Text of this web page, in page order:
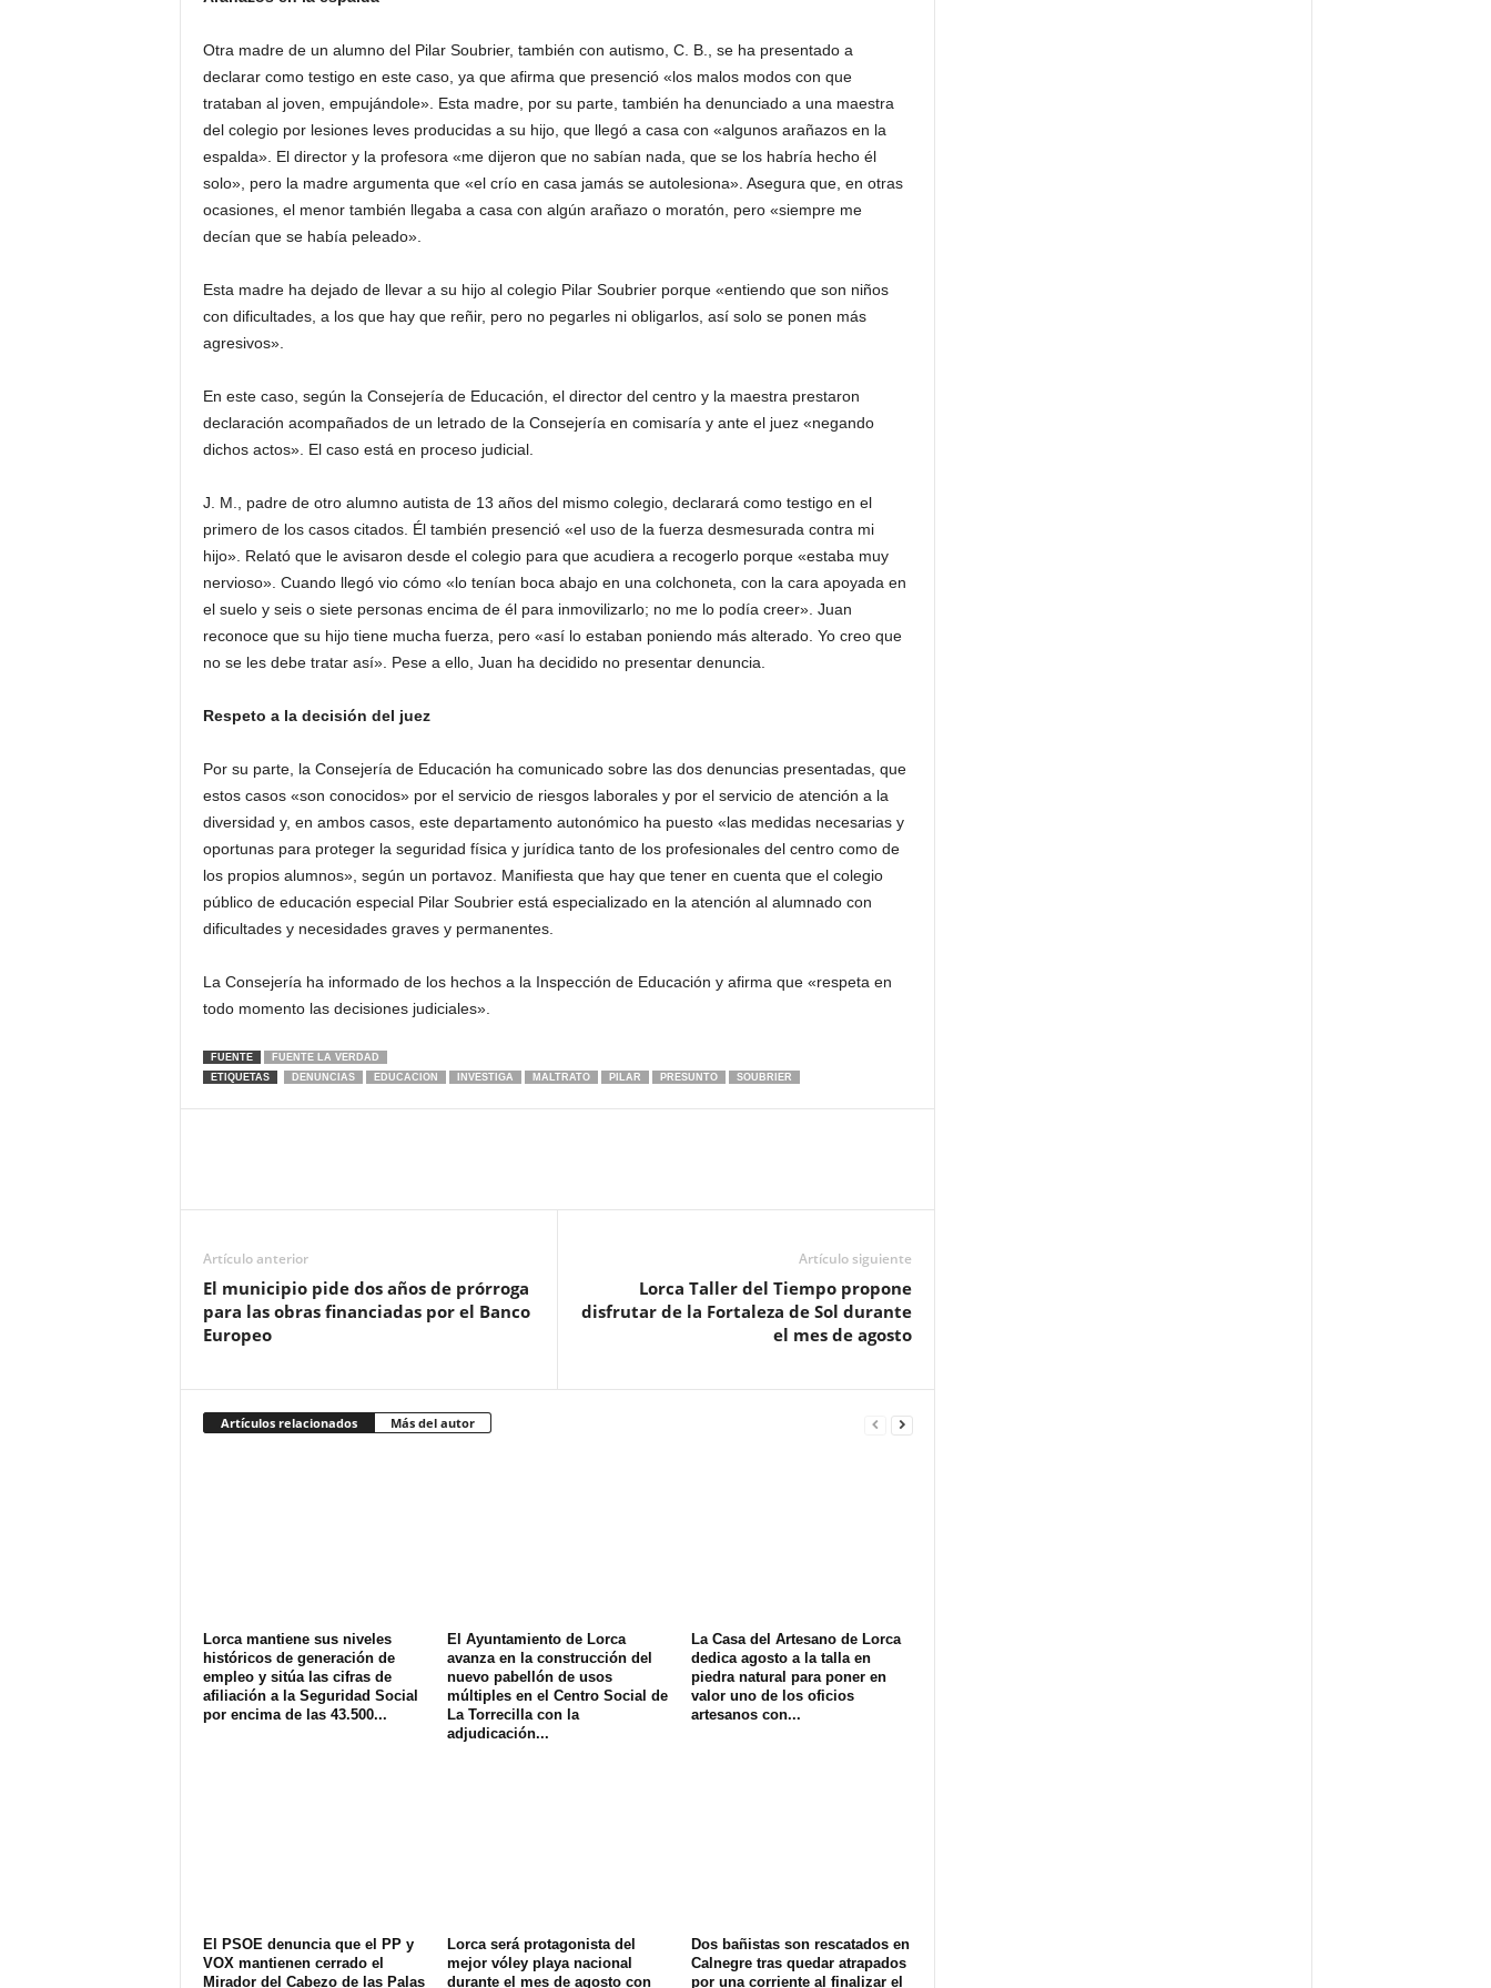
Otra madre de un alumno del Pilar Soubrier, también con autismo, C. B., se ha presentado a
declarar como testigo en este caso, ya que afirma que presenció «los malos modos con que
trataban al joven, empujándole». Esta madre, por su parte, también ha denunciado a una maestra
del colegio por lesiones leves producidas a su hijo, que llegó a casa con «algunos arañazos en la
espalda». El director y la profesora «me dijeron que no sabían nada, que se los habría hecho él
solo», pero la madre argumenta que «el crío en casa jamás se autolesiona». Asegura que, en otras
ocasiones, el menor también llegaba a casa con algún arañazo o moratón, pero «siempre me
decían que se había peleado».
Esta madre ha dejado de llevar a su hijo al colegio Pilar Soubrier porque «entiendo que son niños
con dificultades, a los que hay que reñir, pero no pegarles ni obligarlos, así solo se ponen más
agresivos».
En este caso, según la Consejería de Educación, el director del centro y la maestra prestaron
declaración acompañados de un letrado de la Consejería en comisaría y ante el juez «negando
dichos actos». El caso está en proceso judicial.
J. M., padre de otro alumno autista de 13 años del mismo colegio, declarará como testigo en el
primero de los casos citados. Él también presenció «el uso de la fuerza desmesurada contra mi
hijo». Relató que le avisaron desde el colegio para que acudiera a recogerlo porque «estaba muy
nervioso». Cuando llegó vio cómo «lo tenían boca abajo en una colchoneta, con la cara apoyada en
el suelo y seis o siete personas encima de él para inmovilizarlo; no me lo podía creer». Juan
reconoce que su hijo tiene mucha fuerza, pero «así lo estaban poniendo más alterado. Yo creo que
no se les debe tratar así». Pese a ello, Juan ha decidido no presentar denuncia.
Respeto a la decisión del juez
Por su parte, la Consejería de Educación ha comunicado sobre las dos denuncias presentadas, que
estos casos «son conocidos» por el servicio de riesgos laborales y por el servicio de atención a la
diversidad y, en ambos casos, este departamento autonómico ha puesto «las medidas necesarias y
oportunas para proteger la seguridad física y jurídica tanto de los profesionales del centro como de
los propios alumnos», según un portavoz. Manifiesta que hay que tener en cuenta que el colegio
público de educación especial Pilar Soubrier está especializado en la atención al alumnado con
dificultades y necesidades graves y permanentes.
La Consejería ha informado de los hechos a la Inspección de Educación y afirma que «respeta en
todo momento las decisiones judiciales».
FUENTE
FUENTE LA VERDAD
ETIQUETAS
DENUNCIAS EDUCACION INVESTIGA MALTRATO PILAR PRESUNTO SOUBRIER
Artículo anterior
El municipio pide dos años de prórroga
para las obras financiadas por el Banco
Europeo
Artículo siguiente
Lorca Taller del Tiempo propone
disfrutar de la Fortaleza de Sol durante
el mes de agosto
Artículos relacionados Más del autor
Lorca mantiene sus niveles
históricos de generación de
empleo y sitúa las cifras de
afiliación a la Seguridad Social
por encima de las 43.500...
El Ayuntamiento de Lorca
avanza en la construcción del
nuevo pabellón de usos
múltiples en el Centro Social de
La Torrecilla con la
adjudicación...
La Casa del Artesano de Lorca
dedica agosto a la talla en
piedra natural para poner en
valor uno de los oficios
artesanos con...
El PSOE denuncia que el PP y
VOX mantienen cerrado el
Mirador del Cabezo de las Palas
Lorca será protagonista del
mejor vóley playa nacional
durante el mes de agosto con
Dos bañistas son rescatados en
Calnegre tras quedar atrapados
por una corriente al finalizar el